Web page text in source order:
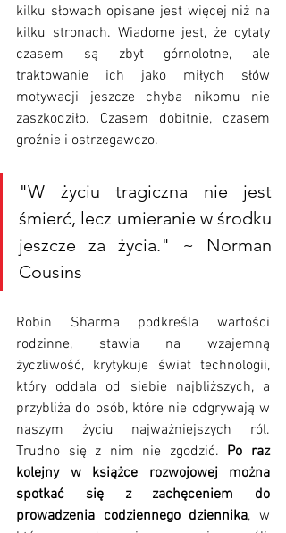
kilku słowach opisane jest więcej niż na
kilku stronach. Wiadome jest, że cytaty
czasem są zbyt górnolotne, ale
traktowanie ich jako miłych słów
motywacji jeszcze chyba nikomu nie
zaszkodziło. Czasem dobitnie, czasem
groźnie i ostrzegawczo.
"W życiu tragiczna nie jest
śmierć, lecz umieranie w środku
jeszcze za życia." ~ Norman
Cousins
Robin Sharma podkreśla wartości
rodzinne, stawia na wzajemną
życzliwość, krytykuje świat technologii,
który oddala od siebie najbliższych, a
przybliża do osób, które nie odgrywają w
naszym życiu najważniejszych ról.
Trudno się z nim nie zgodzić. Po raz
kolejny w książce rozwojowej można
spotkać się z zachęceniem do
prowadzenia codziennego dziennika, w